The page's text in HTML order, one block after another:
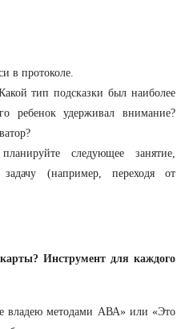
в протоколе.
тип подсказки был наиболее
ребенок удерживал внимание?
следующее занятие,
(например, переходя от
Инструмент для каждого
владею методами АВА» или «Это